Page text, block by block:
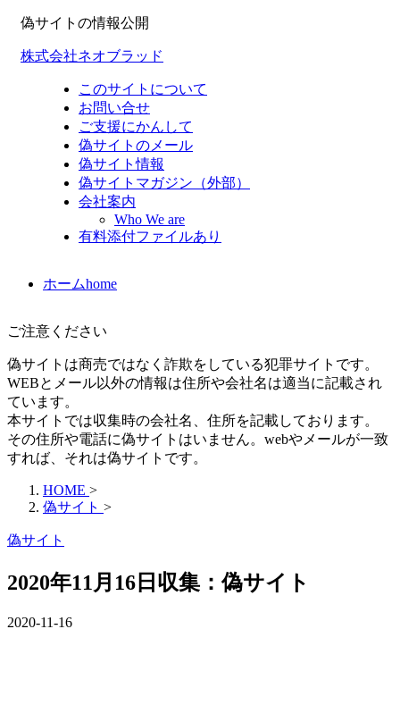
偽サイトの情報公開
株式会社ネオブラッド
このサイトについて
お問い合せ
ご支援にかんして
偽サイトのメール
偽サイト情報
偽サイトマガジン（外部）
会社案内
Who We are
有料添付ファイルあり
ホームhome
ご注意ください
偽サイトは商売ではなく詐欺をしている犯罪サイトです。
WEBとメール以外の情報は住所や会社名は適当に記載され
ています。
本サイトでは収集時の会社名、住所を記載しております。
その住所や電話に偽サイトはいません。webやメールが一致
すれば、それは偽サイトです。
HOME >
偽サイト >
偽サイト
2020年11月16日収集：偽サイト
2020-11-16